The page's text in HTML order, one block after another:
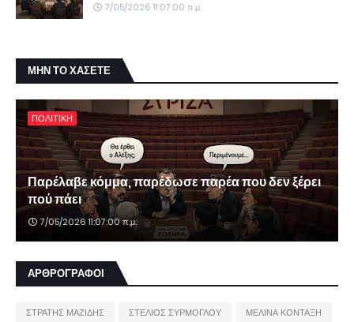
7/05/2026 11:07:00 π.μ.
ΜΗΝ ΤΟ ΧΑΣΕΤΕ
ΠΟΛΙΤΙΚΗ
Παρέλαβε κόμμα, παρέδωσε παρέα που δεν ξέρει
πού πάει
7/05/2026 11:07:00 π.μ.
ΑΡΘΡΟΓΡΑΦΟΙ
ΣΤΡΑΤΗΣ ΜΑΖΙΔΗΣ ΣΤΕΛΙΟΣ ΣΥΡΜΟΓΛΟΥ
ΜΕΛΙΝΑ ΚΟΝΤΑΞΗ